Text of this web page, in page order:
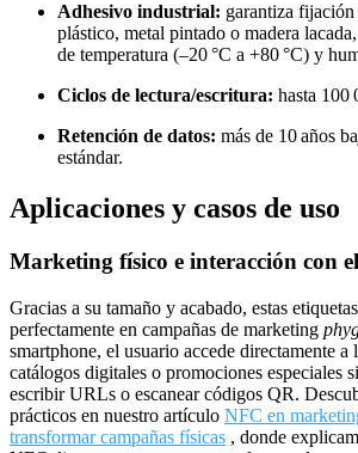
Adhesivo industrial: garantiza
plástico, metal pintado o madera
de temperatura (–20 °C a +80 °C) y
Ciclos de lectura/escritura: hasta 100
Retención de datos: más de 10 años
estándar.
Aplicaciones y casos de uso
Marketing físico e interacción con
Gracias a su tamaño y acabado, estas
perfectamente en campañas de marketing
smartphone, el usuario accede directamente a
catálogos digitales o promociones especiales
escribir URLs o escanear códigos QR.
prácticos en nuestro artículo NFC en
transformar campañas físicas , donde